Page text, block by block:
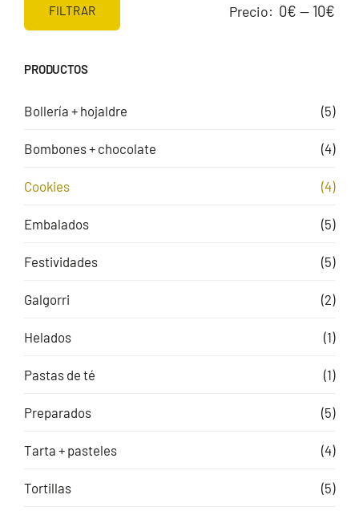
Precio
Precio
FILTRAR Precio: 0€ — 10€
PRODUCTOS
Bollería + hojaldre (5)
Bombones + chocolate (4)
Cookies (4)
Embalados (5)
Festividades (5)
Galgorri (2)
Helados (1)
Pastas de té (1)
Preparados (5)
Tarta + pasteles (4)
Tortillas (5)